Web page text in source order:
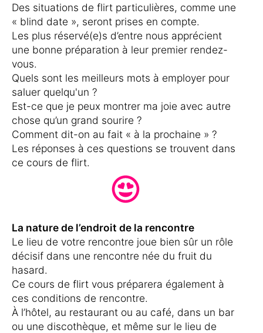
Des situations de flirt particulières, comme une
« blind date », seront prises en compte.
Les plus réservé(e)s d’entre nous apprécient
une bonne préparation à leur premier rendez-
vous.
Quels sont les meilleurs mots à employer pour
saluer quelqu'un ?
Est-ce que je peux montrer ma joie avec autre
chose qu’un grand sourire ?
Comment dit-on au fait « à la prochaine » ?
Les réponses à ces questions se trouvent dans
ce cours de flirt.
La nature de l’endroit de la rencontre
Le lieu de votre rencontre joue bien sûr un rôle
décisif dans une rencontre née du fruit du
hasard.
Ce cours de flirt vous préparera également à
ces conditions de rencontre.
À l’hôtel, au restaurant ou au café, dans un bar
ou une discothèque, et même sur le lieu de